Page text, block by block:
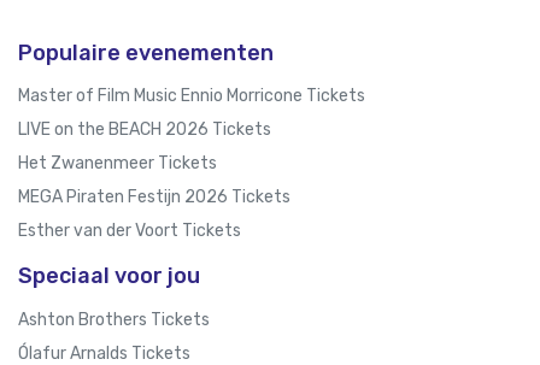
Populaire evenementen
Master of Film Music Ennio Morricone Tickets
LIVE on the BEACH 2026 Tickets
Het Zwanenmeer Tickets
MEGA Piraten Festijn 2026 Tickets
Esther van der Voort Tickets
Speciaal voor jou
Ashton Brothers Tickets
Ólafur Arnalds Tickets